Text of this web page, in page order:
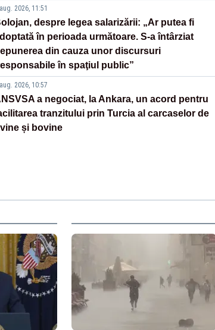
2026, 11:51
despre legea salarizării: „Ar putea fi
în perioada următoare. S-a întârziat
din cauza unor discursuri
în spaţiul public”
2026, 10:57
a negociat, la Ankara, un acord pentru
tranzitului prin Turcia al carcaselor de
și bovine